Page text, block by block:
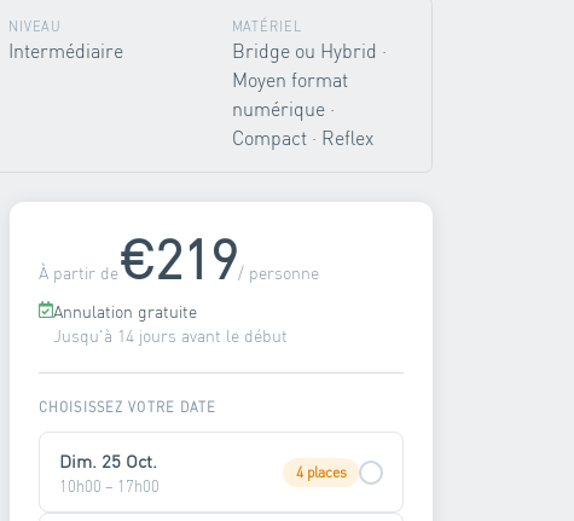
NIVEAU
Intermédiaire
MATÉRIEL
Bridge ou Hybrid ·
Moyen format
numérique ·
Compact · Reflex
À partir de€219/ personne
Annulation gratuite
Jusqu'à 14 jours avant le début
CHOISISSEZ VOTRE DATE
Dim. 25 Oct.
10h00 – 17h00
4 places